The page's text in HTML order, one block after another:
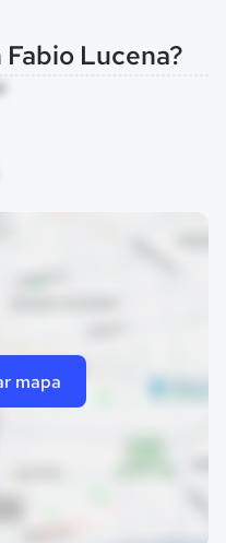
Lucena?
mapa